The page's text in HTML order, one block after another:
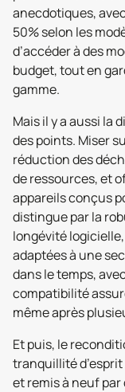
anecdotiques,
50% selon les
d’accéder à des
budget, tout en
gamme.
Mais il y a aussi la
des points. Miser
réduction des
de ressources, et
appareils conçus
distingue par la
longévité
adaptées à une
dans le temps,
compatibilité
même après
Et puis, le
tranquillité
et remis à neuf par